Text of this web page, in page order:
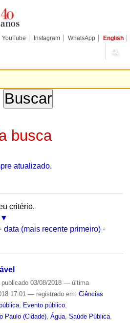
YouTube Instagram WhatsApp English
busca
atualizado.
critério.
· data (mais recente primeiro) ·
publicado03/08/2018 — última
17:01 — registrado em: Ciências
, Evento público,
Paulo (Cidade), Água, Saúde Pública,